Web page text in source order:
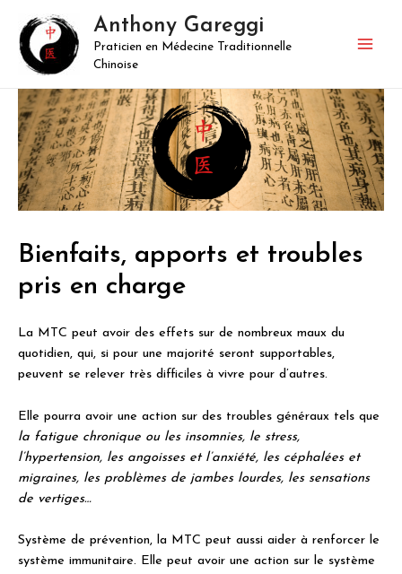
contenu
Anthony Gareggi
Praticien en Médecine Traditionnelle
Chinoise
Bienfaits, apports et troubles
pris en charge
La MTC peut avoir des effets sur de nombreux maux du
quotidien, qui, si pour une majorité seront supportables,
peuvent se relever très difficiles à vivre pour d’autres.
Elle pourra avoir une action sur des troubles généraux tels que
la fatigue chronique ou les insomnies, le stress,
l’hypertension, les angoisses et l’anxiété, les céphalées et
migraines, les problèmes de jambes lourdes, les sensations
de vertiges…
Système de prévention, la MTC peut aussi aider à renforcer le
système immunitaire. Elle peut avoir une action sur le système